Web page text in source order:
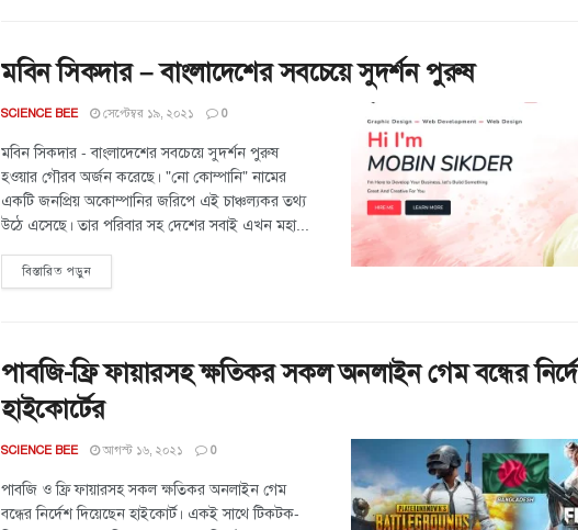
মবিন সিকদার – বাংলাদেশের সবচেয়ে সুদর্শন পুরুষ
SCIENCE BEE সেপ্টেম্বর ১৯, ২০২১ 0
মবিন সিকদার - বাংলাদেশের সবচেয়ে সুদর্শন পুরুষ
হওয়ার গৌরব অর্জন করেছে। "নো কোম্পানি" নামের
একটি জনপ্রিয় অকোম্পানির জরিপে এই চাঞ্চল্যকর তথ্য
উঠে এসেছে। তার পরিবার সহ দেশের সবাই এখন মহা...
বিস্তারিত পড়ুন
পাবজি-ফ্রি ফায়ারসহ ক্ষতিকর সকল অনলাইন গেম বন্ধের
হাইকোর্টের
SCIENCE BEE আগস্ট ১৬, ২০২১ 0
পাবজি ও ফ্রি ফায়ারসহ সকল ক্ষতিকর অনলাইন গেম
বন্ধের নির্দেশ দিয়েছেন হাইকোর্ট। একই সাথে টিকটক-